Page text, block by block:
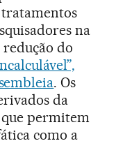
tratamentos
na
do
. Os
da
que permitem
como a